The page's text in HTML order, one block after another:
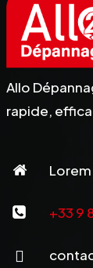
Allo
rapide,
+33 9